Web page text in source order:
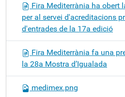
Fira Mediterrània ha obert
per al servei d'acreditacions
d'entrades de la 17a edició
Fira Mediterrània fa una
la 28a Mostra d’Igualada
medimex.png